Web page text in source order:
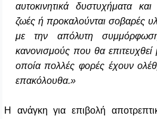
αυτοκινητικά δυστυχήματα
ζωές ή προκαλούνται σοβαρές
με την απόλυτη
κανονισμούς που θα
οποία πολλές φορές έχουν
επακόλουθα.»
Η ανάγκη για επιβολή